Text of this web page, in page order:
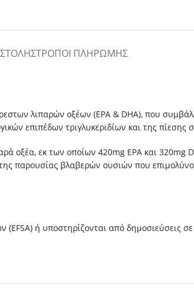
ΤΡΌΠΟΙ ΠΛΗΡΩΜΉΣ
λιπαρών οξέων (EPA & DHA), που
επιπέδων τριγλυκεριδίων και της πίεσης
οξέα, εκ των οποίων 420mg EPA και 320mg
παρουσίας βλαβερών ουσιών που
ή υποστηρίζονται από δημοσιεύσεις